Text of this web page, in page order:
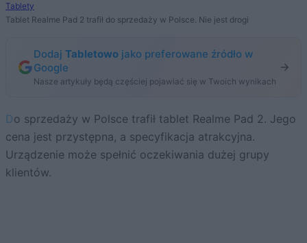
Tablety
Tablet Realme Pad 2 trafił do sprzedaży w Polsce. Nie jest drogi
Dodaj Tabletowo jako preferowane źródło w
Google
Nasze artykuły będą częściej pojawiać się w Twoich wynikach
Do sprzedaży w Polsce trafił tablet Realme Pad 2. Jego
cena jest przystępna, a specyfikacja atrakcyjna.
Urządzenie może spełnić oczekiwania dużej grupy
klientów.